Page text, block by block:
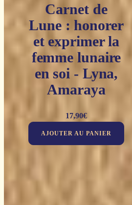
Carnet de
Lune : honorer
et exprimer la
femme lunaire
en soi - Lyna,
Amaraya
17,90€
AJOUTER AU PANIER